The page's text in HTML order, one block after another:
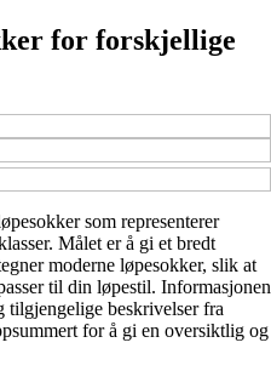
for forskjellige
som representerer
Målet er å gi et bredt
moderne løpesokker, slik at
til din løpestil. Informasjonen
tilgjengelige beskrivelser fra
for å gi en oversiktlig og